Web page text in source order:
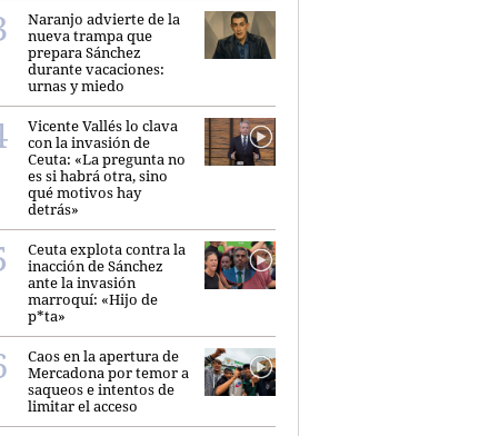
Naranjo advierte de la
nueva trampa que
prepara Sánchez
durante vacaciones:
urnas y miedo
Vicente Vallés lo clava
con la invasión de
Ceuta: «La pregunta no
es si habrá otra, sino
qué motivos hay
detrás»
Ceuta explota contra la
inacción de Sánchez
ante la invasión
marroquí: «Hijo de
p*ta»
Caos en la apertura de
Mercadona por temor a
saqueos e intentos de
limitar el acceso